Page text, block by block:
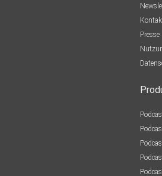
Presse